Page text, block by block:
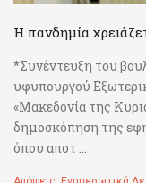
Η πανδημία
*Συνέντευξη του
υφυπουργού
«Μακεδονία της
δημοσκόπηση της
όπου αποτ ...